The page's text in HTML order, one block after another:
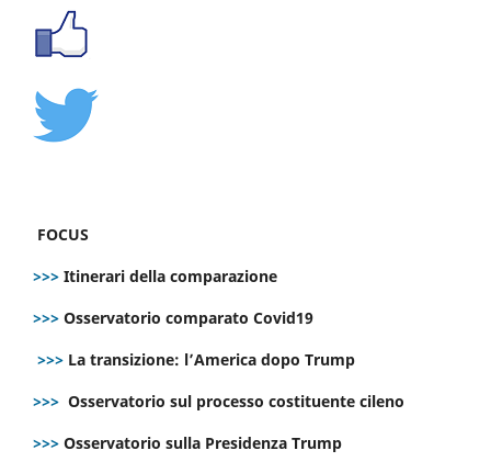
FOCUS
>>> Itinerari della comparazione
>>> Osservatorio comparato Covid19
>>> La transizione: l’America dopo Trump
>>> Osservatorio sul processo costituente cileno
>>> Osservatorio sulla Presidenza Trump